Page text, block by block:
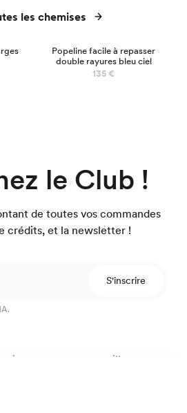
les chemises
Popeline facile à repasser
double rayures bleu ciel
135 €
le Club !
de toutes vos commandes
crédits, et la newsletter !
S'inscrire
pour vous conseiller